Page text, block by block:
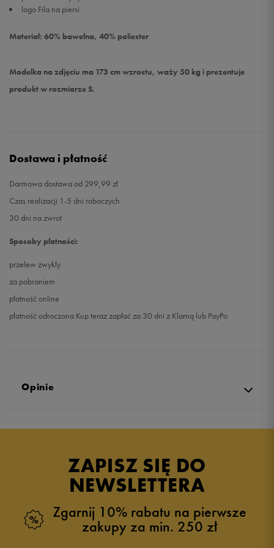
logo Fila na piersi
Materiał: 60% bawełna, 40% poliester
Modelka na zdjęciu ma 173 cm wzrostu, waży 50 kg i prezentuje
produkt w rozmiarze S.
Dostawa i płatność
Darmowa dostawa od 299,99 zł
Czas realizacji 1-5 dni roboczych
30 dni na zwrot
Sposoby płatności:
przelew zwykły
za pobraniem
płatność online
płatność odroczona Kup teraz zapłać za 30 dni z Klarną lub PayPo
Opinie
4.9
zebranych i zweryfikowanych przez
ZAPISZ SIĘ DO
NEWSLETTERA
Zgarnij 10% rabatu na pierwsze
zakupy za min. 250 zł